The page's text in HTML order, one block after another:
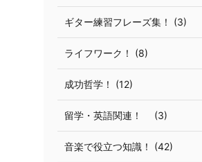
ギター練習フレーズ集！ (3)
ライフワーク！ (8)
成功哲学！ (12)
留学・英語関連！ (3)
音楽で役立つ知識！ (42)